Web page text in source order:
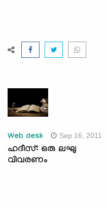
Web desk Sep 16, 2011
ഹദീസ്: ഒരു ലഘു
വിവരണം